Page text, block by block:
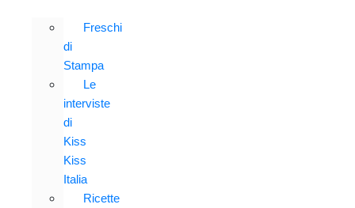
Freschi
di
Stampa
Le
interviste
di
Kiss
Kiss
Italia
Ricette